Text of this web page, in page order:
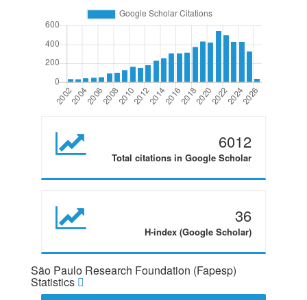
6012
Total citations in Google Scholar
36
H-index (Google Scholar)
São Paulo Research Foundation (Fapesp)
Statistics